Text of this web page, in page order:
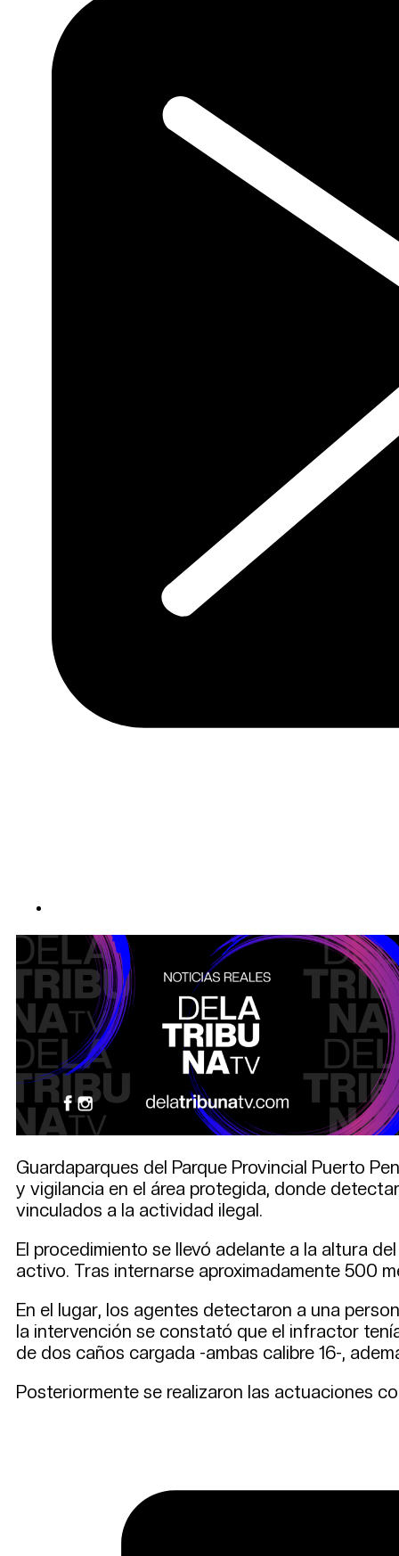
Guardaparques del Parque Provincial Puerto
y vigilancia en el área protegida, donde
vinculados a la actividad ilegal.
El procedimiento se llevó adelante a la altura
activo. Tras internarse aproximadamente 500
En el lugar, los agentes detectaron a una
la intervención se constató que el infractor
de dos caños cargada -ambas calibre 16-,
Posteriormente se realizaron las actuaciones